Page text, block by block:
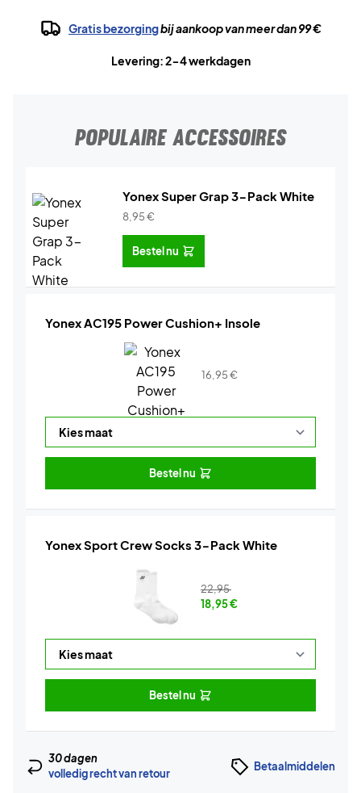
Gratis bezorgingbij aankoop van meer dan 99 €
Levering: 2-4 werkdagen
POPULAIRE ACCESSOIRES
Yonex Super Grap 3-Pack White
8,95€
Bestel nu
Yonex AC195 Power Cushion+ Insole
16,95€
Bestel nu
Yonex Sport Crew Socks 3-Pack White
22,95
18,95€
Bestel nu
30 dagen
volledig recht van retour
Betaalmiddelen